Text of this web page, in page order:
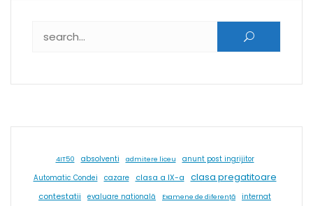
4IT50 absolventi admitere liceu anunt post ingrijitor
Automatic Condei cazare clasa a IX-a clasa pregatitoare
contestatii evaluare natională Examene de diferență internat